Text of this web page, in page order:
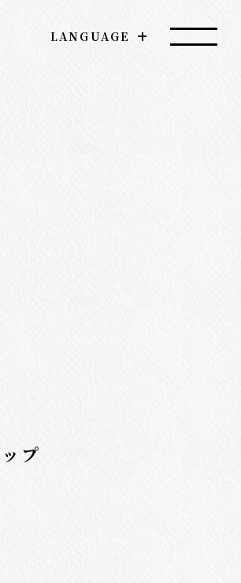
LANGUAGE
プ